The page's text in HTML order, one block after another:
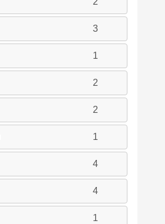
3
1
2
2
1
4
4
1